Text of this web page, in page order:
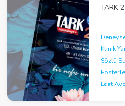
TARK
Klinik
Sözlü
Esat